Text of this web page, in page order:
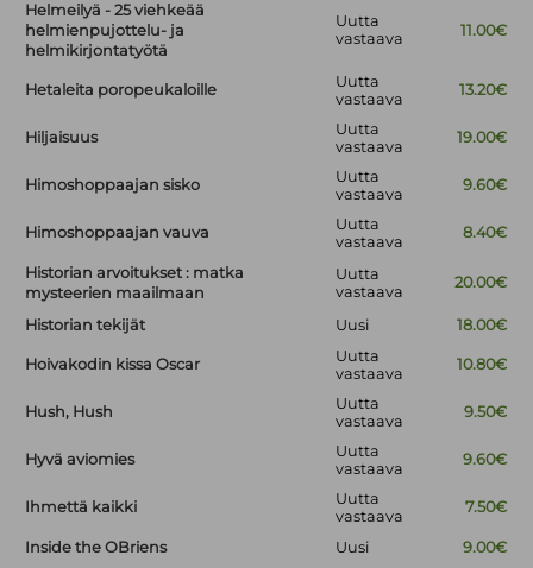
Helmeilyä - 25 viehkeää
helmienpujottelu- ja
helmikirjontatyötä
Uutta
vastaava
11.00€
Hetaleita poropeukaloille
Uutta
vastaava
13.20€
Hiljaisuus
Uutta
vastaava
19.00€
Himoshoppaajan sisko
Uutta
vastaava
9.60€
Himoshoppaajan vauva
Uutta
vastaava
8.40€
Historian arvoitukset : matka
mysteerien maailmaan
Uutta
vastaava
20.00€
Historian tekijät Uusi 18.00€
Hoivakodin kissa Oscar
Uutta
vastaava
10.80€
Hush, Hush
Uutta
vastaava
9.50€
Hyvä aviomies
Uutta
vastaava
9.60€
Ihmettä kaikki
Uutta
vastaava
7.50€
Inside the OBriens Uusi 9.00€